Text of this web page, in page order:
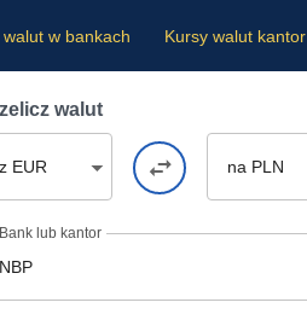
walut w bankach Kursy walut kantor
walut
z EUR na PLN
Bank lub kantor
NBP